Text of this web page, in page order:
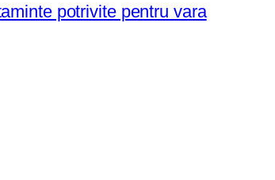
potrivite pentru vara